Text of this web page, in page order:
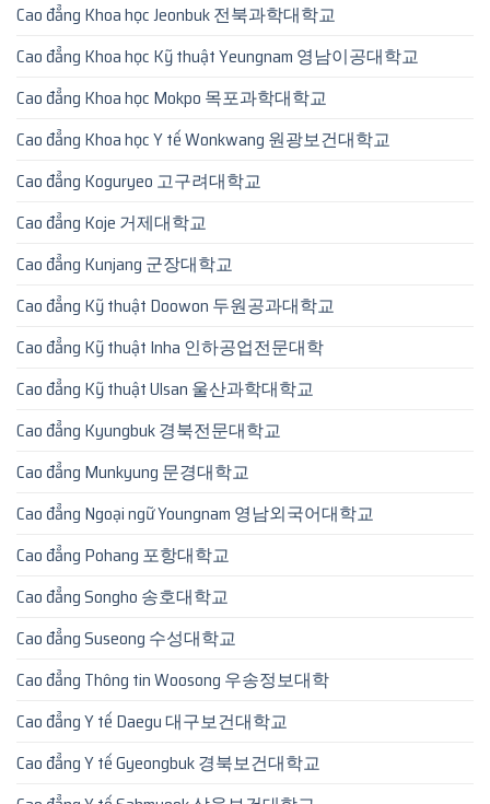
Cao đẳng Khoa học Jeonbuk 전북과학대학교
Cao đẳng Khoa học Kỹ thuật Yeungnam 영남이공대학교
Cao đẳng Khoa học Mokpo 목포과학대학교
Cao đẳng Khoa học Y tế Wonkwang 원광보건대학교
Cao đẳng Koguryeo 고구려대학교
Cao đẳng Koje 거제대학교
Cao đẳng Kunjang 군장대학교
Cao đẳng Kỹ thuật Doowon 두원공과대학교
Cao đẳng Kỹ thuật Inha 인하공업전문대학
Cao đẳng Kỹ thuật Ulsan 울산과학대학교
Cao đẳng Kyungbuk 경북전문대학교
Cao đẳng Munkyung 문경대학교
Cao đẳng Ngoại ngữ Youngnam 영남외국어대학교
Cao đẳng Pohang 포항대학교
Cao đẳng Songho 송호대학교
Cao đẳng Suseong 수성대학교
Cao đẳng Thông tin Woosong 우송정보대학
Cao đẳng Y tế Daegu 대구보건대학교
Cao đẳng Y tế Gyeongbuk 경북보건대학교